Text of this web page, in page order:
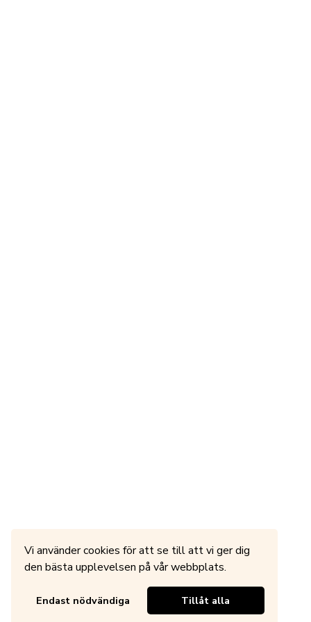
Vi använder cookies för att se till att vi ger dig
den bästa upplevelsen på vår webbplats.
Endast nödvändiga Tillåt alla